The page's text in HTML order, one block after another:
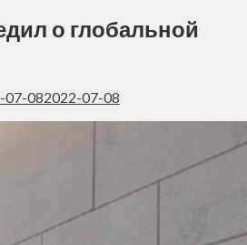
о глобальной
07-082022-07-08